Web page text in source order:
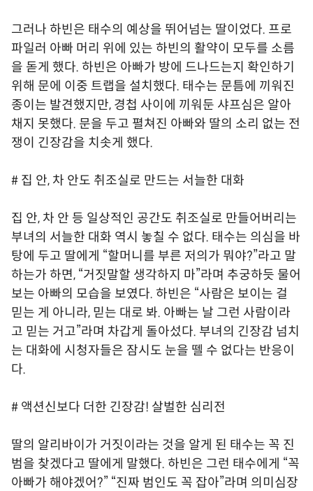
그러나 하빈은 태수의 예상을 뛰어넘는 딸이었다. 프로
파일러 아빠 머리 위에 있는 하빈의 활약이 모두를 소름
을 돋게 했다. 하빈은 아빠가 방에 드나드는지 확인하기
위해 문에 이중 트랩을 설치했다. 태수는 문틈에 끼워진
종이는 발견했지만, 경첩 사이에 끼워둔 샤프심은 알아
채지 못했다. 문을 두고 펼쳐진 아빠와 딸의 소리 없는 전
쟁이 긴장감을 치솟게 했다.
# 집 안, 차 안도 취조실로 만드는 서늘한 대화
집 안, 차 안 등 일상적인 공간도 취조실로 만들어버리는
부녀의 서늘한 대화 역시 놓칠 수 없다. 태수는 의심을 바
탕에 두고 딸에게 “할머니를 부른 저의가 뭐야?”라고 말
하는가 하면, “거짓말할 생각하지 마”라며 추궁하듯 물어
보는 아빠의 모습을 보였다. 하빈은 “사람은 보이는 걸
믿는 게 아니라, 믿는 대로 봐. 아빠는 날 그런 사람이라
고 믿는 거고”라며 차갑게 돌아섰다. 부녀의 긴장감 넘치
는 대화에 시청자들은 잠시도 눈을 뗄 수 없다는 반응이
다.
# 액션신보다 더한 긴장감! 살벌한 심리전
딸의 알리바이가 거짓이라는 것을 알게 된 태수는 꼭 진
범을 찾겠다고 딸에게 말했다. 하빈은 그런 태수에게 “꼭
아빠가 해야겠어?” “진짜 범인도 꼭 잡아”라며 의미심장